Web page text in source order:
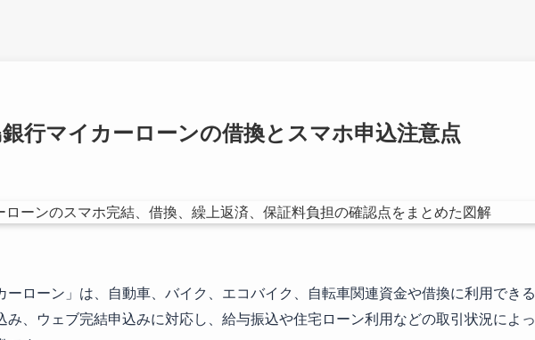
行マイカーローンの借換とスマホ申込注意点
ーローン」は、自動車、バイク、エコバイク、自転車関連資金や借換に利用できる
み、ウェブ完結申込みに対応し、給与振込や住宅ローン利用などの取引状況によっ